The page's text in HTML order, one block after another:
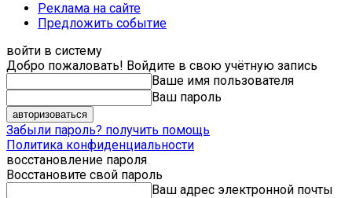
Реклама на сайте
Предложить событие
войти в систему
Добро пожаловать! Войдите в свою учётную запись
Ваше имя пользователя
Ваш пароль
Забыли пароль? получить помощь
Политика конфиденциальности
восстановление пароля
Восстановите свой пароль
Ваш адрес электронной почты